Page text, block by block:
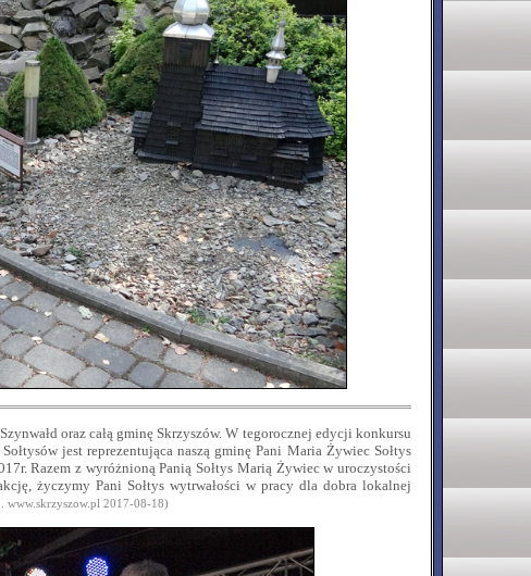
oraz całą gminę Skrzyszów. W tegorocznej edycji konkursu
jest reprezentująca naszą gminę Pani Maria Żywiec Sołtys
Razem z wyróżnioną Panią Sołtys Marią Żywiec w uroczystości
życzymy Pani Sołtys wytrwałości w pracy dla dobra lokalnej
www.skrzyszow.pl2017-08-18)